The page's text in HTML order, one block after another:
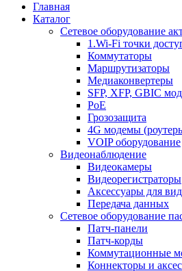
Главная
Каталог
Сетевое оборудование
1.Wi-Fi точки
Коммутаторы
Маршрутизаторы
Медиаконвертеры
SFP, XFP, GBIC
PoE
Грозозащита
4G модемы
VOIP оборудование
Видеонаблюдение
Видеокамеры
Видеорегистраторы
Аксессуары для
Передача данных
Сетевое оборудование
Патч-панели
Патч-корды
Коммутационные
Коннекторы и